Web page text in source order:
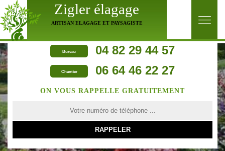
Zigler élagage
ARTISAN ELAGAGE ET PAYSAGISTE
Bureau 04 82 29 44 57
Chantier 06 64 46 22 27
ON VOUS RAPPELLE GRATUITEMENT